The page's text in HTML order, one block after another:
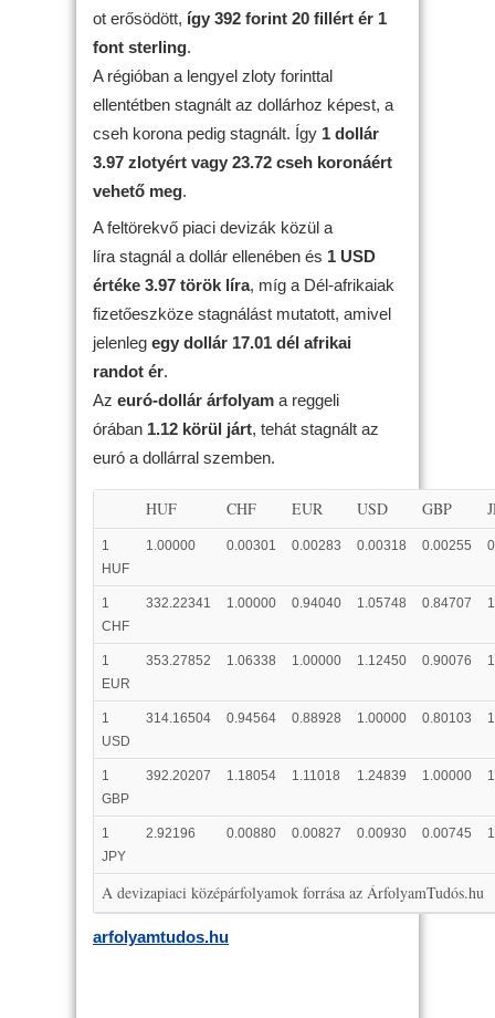
ot erősödött, így 392 forint 20 fillért ér 1
font sterling.
A régióban a lengyel zloty forinttal
ellentétben stagnált az dollárhoz képest, a
cseh korona pedig stagnált. Így 1 dollár
3.97 zlotyért vagy 23.72 cseh koronáért
vehető meg.
A feltörekvő piaci devizák közül a
líra stagnál a dollár ellenében és 1 USD
értéke 3.97 török líra, míg a Dél-afrikaiak
fizetőeszköze stagnálást mutatott, amivel
jelenleg egy dollár 17.01 dél afrikai
randot ér.
Az euró-dollár árfolyam a reggeli
órában 1.12 körül járt, tehát stagnált az
euró a dollárral szemben.
HUF CHF EUR USD GBP
1
HUF
1.00000 0.00301 0.00283 0.00318 0.00255
1
CHF
332.22341 1.00000 0.94040 1.05748 0.84707
1
EUR
353.27852 1.06338 1.00000 1.12450 0.90076
1
USD
314.16504 0.94564 0.88928 1.00000 0.80103
1
GBP
392.20207 1.18054 1.11018 1.24839 1.00000
1
JPY
2.92196 0.00880 0.00827 0.00930 0.00745
A devizapiaci középárfolyamok forrása az ÁrfolyamTudós.hu
arfolyamtudos.hu